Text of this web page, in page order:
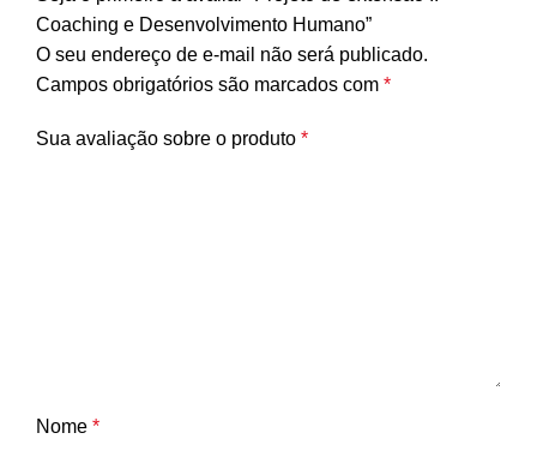
Coaching e Desenvolvimento Humano”
O seu endereço de e-mail não será publicado.
Campos obrigatórios são marcados com *
Sua avaliação sobre o produto *
Nome *